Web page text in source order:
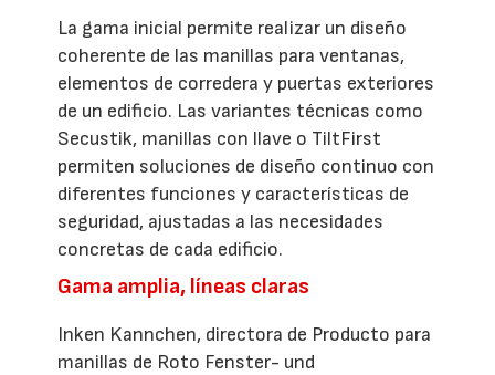
La gama inicial permite realizar un diseño
coherente de las manillas para ventanas,
elementos de corredera y puertas exteriores
de un edificio. Las variantes técnicas como
Secustik, manillas con llave o TiltFirst
permiten soluciones de diseño continuo con
diferentes funciones y características de
seguridad, ajustadas a las necesidades
concretas de cada edificio.
Gama amplia, líneas claras
Inken Kannchen, directora de Producto para
manillas de Roto Fenster- und